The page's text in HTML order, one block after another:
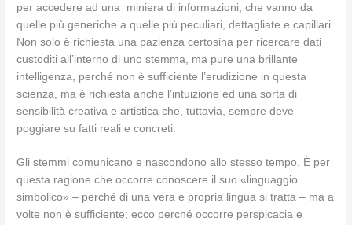
per accedere ad una miniera di informazioni, che vanno da
quelle più generiche a quelle più peculiari, dettagliate e capillari.
Non solo è richiesta una pazienza certosina per ricercare dati
custoditi all’interno di uno stemma, ma pure una brillante
intelligenza, perché non è sufficiente l’erudizione in questa
scienza, ma è richiesta anche l’intuizione ed una sorta di
sensibilità creativa e artistica che, tuttavia, sempre deve
poggiare su fatti reali e concreti.
Gli stemmi comunicano e nascondono allo stesso tempo. È per
questa ragione che occorre conoscere il suo «linguaggio
simbolico» – perché di una vera e propria lingua si tratta – ma a
volte non è sufficiente; ecco perché occorre perspicacia e